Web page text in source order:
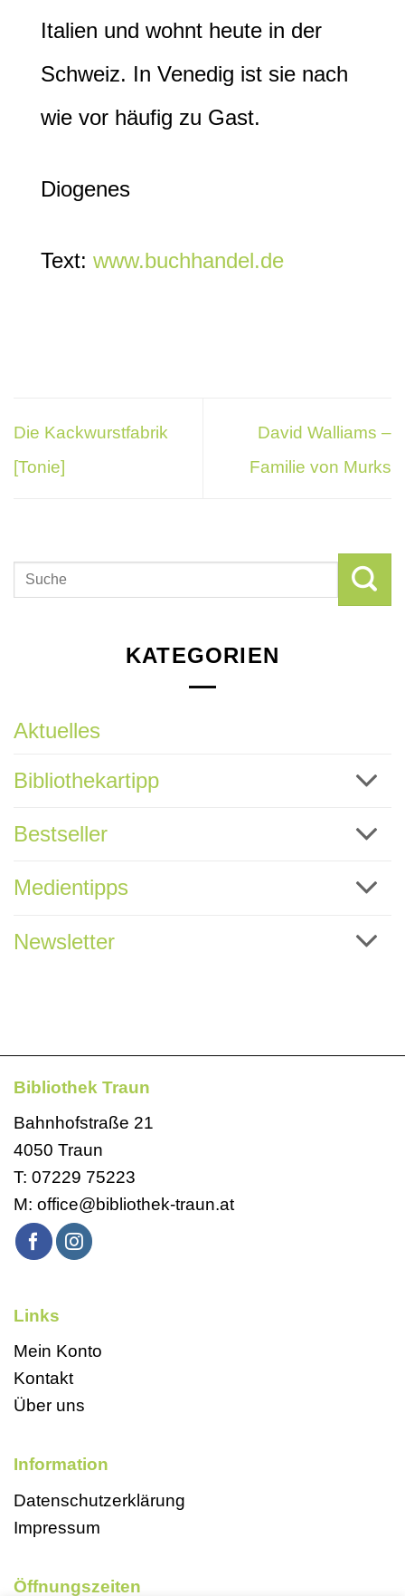
Italien und wohnt heute in der
Schweiz. In Venedig ist sie nach
wie vor häufig zu Gast.
Diogenes
Text: www.buchhandel.de
Die Kackwurstfabrik
[Tonie]
David Walliams –
Familie von Murks
KATEGORIEN
Aktuelles
Bibliothekartipp
Bestseller
Medientipps
Newsletter
Bibliothek Traun
Bahnhofstraße 21
4050 Traun
T: 07229 75223
M: office@bibliothek-traun.at
Links
Mein Konto
Kontakt
Über uns
Information
Datenschutzerklärung
Impressum
Öffnungszeiten